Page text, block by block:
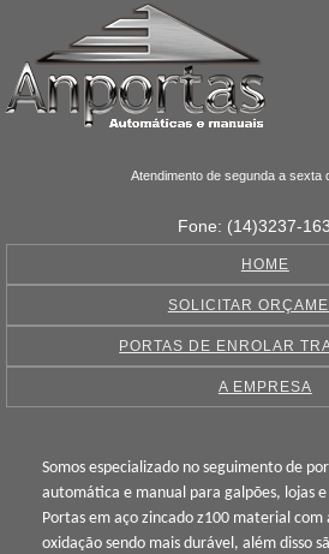
Atendimento de segunda a sexta
Fone: (14)3237-
HOME
SOLICITAR
PORTAS DE ENROLAR
A EMPRESA
Somos especializado no seguimento de
automática e manual para galpões, lojas
Portas em aço zincado z100 material
oxidação sendo mais durável, além disso